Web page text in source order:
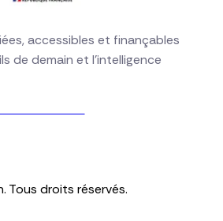
accessibles et finançables
de demain et l'intelligence
. Tous droits réservés.